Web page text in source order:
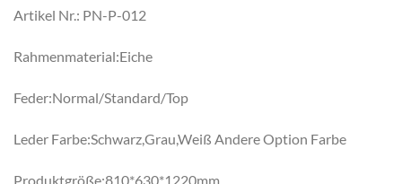
Artikel Nr.: PN-P-012
Rahmenmaterial:Eiche
Feder:Normal/Standard/Top
Leder Farbe:Schwarz,Grau,Weiß Andere Option Farbe
Produktgröße:810*630*1220mm